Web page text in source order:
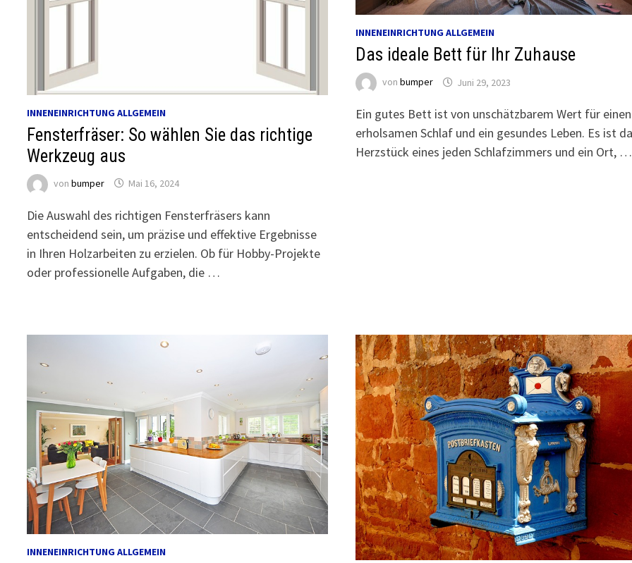
INNENEINRICHTUNG ALLGEMEIN
Fensterfräser: So wählen Sie das richtige
Werkzeug aus
vonbumper Mai 16, 2024
Die Auswahl des richtigen Fensterfräsers kann
entscheidend sein, um präzise und effektive Ergebnisse
in Ihren Holzarbeiten zu erzielen. Ob für Hobby-Projekte
oder professionelle Aufgaben, die …
INNENEINRICHTUNG ALLGEMEIN
Das ideale Bett für Ihr Zuhause
von bumper Juni 29, 2023
Ein gutes Bett ist von unschätzbarem Wert für einen
erholsamen Schlaf und ein gesundes Leben. Es ist
Herzstück eines jeden Schlafzimmers und ein Ort, …
INNENEINRICHTUNG ALLGEMEIN